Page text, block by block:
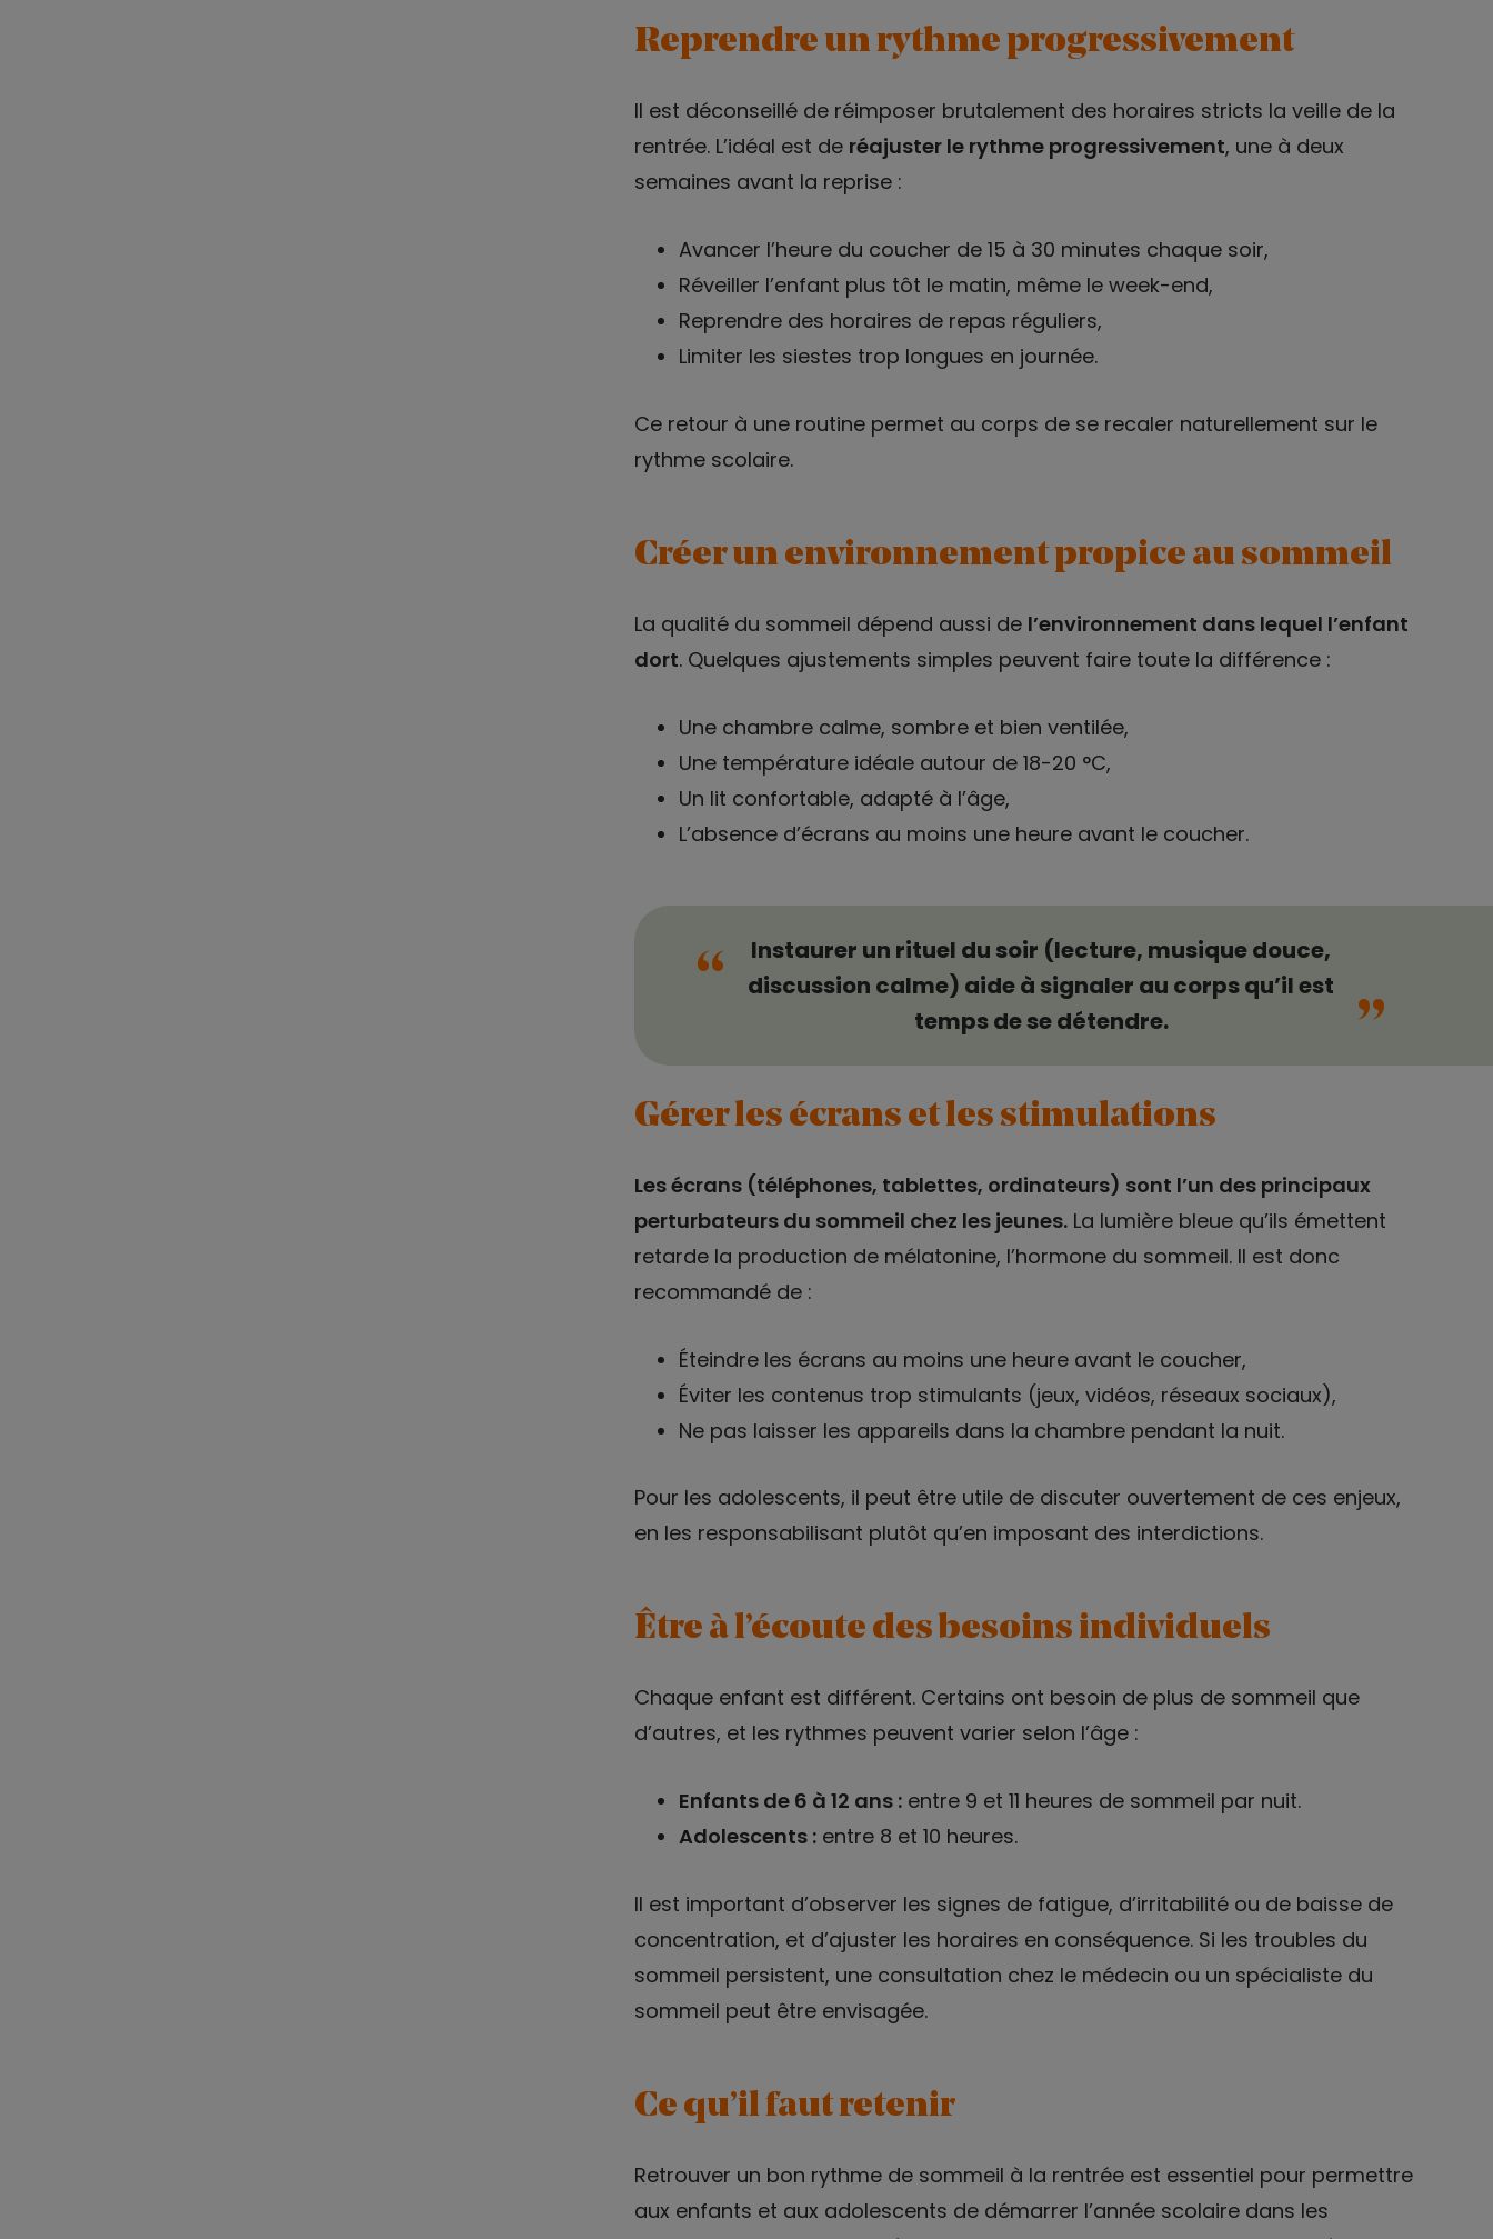
Reprendre un rythme progressivement
Il est déconseillé de réimposer brutalement des horaires stricts la veille de la
rentrée. L’idéal est de réajuster le rythme progressivement, une à deux
semaines avant la reprise :
Avancer l’heure du coucher de 15 à 30 minutes chaque soir,
Réveiller l’enfant plus tôt le matin, même le week-end,
Reprendre des horaires de repas réguliers,
Limiter les siestes trop longues en journée.
Ce retour à une routine permet au corps de se recaler naturellement sur le
rythme scolaire.
Créer un environnement propice au sommeil
La qualité du sommeil dépend aussi de l’environnement dans lequel l’enfant
dort. Quelques ajustements simples peuvent faire toute la différence :
Une chambre calme, sombre et bien ventilée,
Une température idéale autour de 18-20 °C,
Un lit confortable, adapté à l’âge,
L’absence d’écrans au moins une heure avant le coucher.
“
Instaurer un rituel du soir (lecture, musique douce,
discussion calme) aide à signaler au corps qu’il est
temps de se détendre.
“
Gérer les écrans et les stimulations
Les écrans (téléphones, tablettes, ordinateurs) sont l’un des principaux
perturbateurs du sommeil chez les jeunes.La lumière bleue qu’ils émettent
retarde la production de mélatonine, l’hormone du sommeil. Il est donc
recommandé de :
Éteindre les écrans au moins une heure avant le coucher,
Éviter les contenus trop stimulants (jeux, vidéos, réseaux sociaux),
Ne pas laisser les appareils dans la chambre pendant la nuit.
Pour les adolescents, il peut être utile de discuter ouvertement de ces enjeux,
en les responsabilisant plutôt qu’en imposant des interdictions.
Être à l’écoute des besoins individuels
Chaque enfant est différent. Certains ont besoin de plus de sommeil que
d’autres, et les rythmes peuvent varier selon l’âge :
Enfants de 6 à 12 ans :entre 9 et 11 heures de sommeil par nuit.
Adolescents :entre 8 et 10 heures.
Il est important d’observer les signes de fatigue, d’irritabilité ou de baisse de
concentration, et d’ajuster les horaires en conséquence. Si les troubles du
sommeil persistent, une consultation chez le médecin ou un spécialiste du
sommeil peut être envisagée.
Ce qu’il faut retenir
Retrouver un bon rythme de sommeil à la rentrée est essentiel pour permettre
aux enfants et aux adolescents de démarrer l’année scolaire dans les